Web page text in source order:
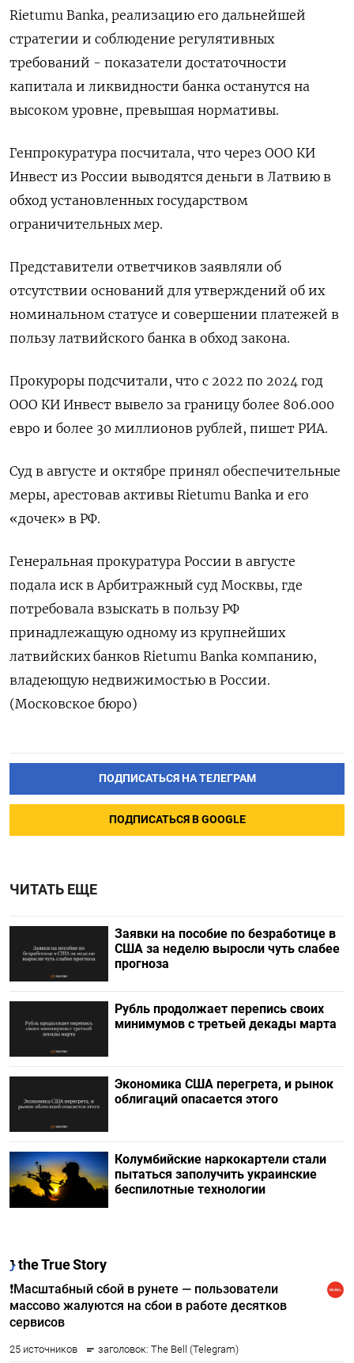
Rietumu Banka, реализацию его дальнейшей
стратегии и соблюдение регулятивных
требований - показатели достаточности
капитала и ликвидности банка останутся на
высоком уровне, превышая нормативы.
Генпрокуратура посчитала, что через ООО КИ
Инвест из России выводятся деньги в Латвию​​​ в
обход установленных государством
ограничительных мер.
Представители ответчиков заявляли об
отсутствии оснований для утверждений об их
номинальном статусе и совершении платежей в
пользу латвийского банка в обход закона.
Прокуроры подсчитали, что с 2022 по 2024 год
ООО КИ Инвест вывело за границу более 806.000
евро и более 30 миллионов рублей, пишет РИА.
Суд в августе и октябре принял обеспечительные
меры, арестовав активы Rietumu Banka и его
«дочек» в РФ.
Генеральная прокуратура России в августе
подала иск в Арбитражный суд Москвы, где
потребовала взыскать в пользу РФ
принадлежащую одному из крупнейших
латвийских банков Rietumu Banka компанию,
владеющую недвижимостью в России.
(Московское бюро)
ПОДПИСАТЬСЯ НА ТЕЛЕГРАМ
ПОДПИСАТЬСЯ В GOOGLE
ЧИТАТЬ ЕЩЕ
Заявки на пособие по безработице в
США за неделю выросли чуть слабее
прогноза
Рубль продолжает перепись своих
минимумов с третьей декады марта
Экономика США перегрета, и рынок
облигаций опасается этого
Колумбийские наркокартели стали
пытаться заполучить украинские
беспилотные технологии